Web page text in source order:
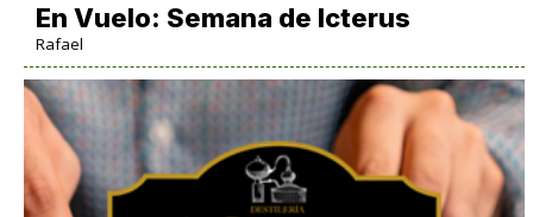
En Vuelo: Semana de Icterus
Rafael